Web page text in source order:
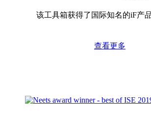
该工具箱获得了国际知名的iF产品
查看更多